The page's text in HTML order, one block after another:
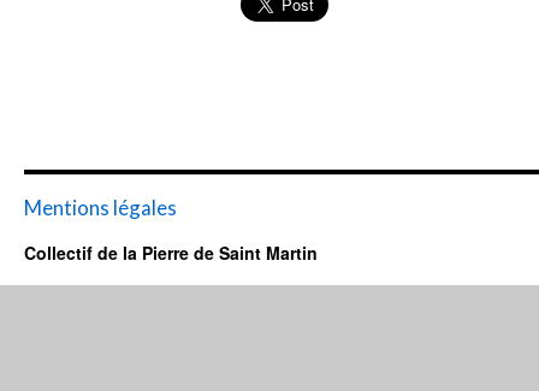
Mentions légales
Collectif de la Pierre de Saint Martin